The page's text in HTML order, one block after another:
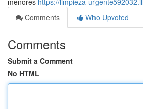
Comments
Who Upvoted
Comments
Submit a Comment
No HTML